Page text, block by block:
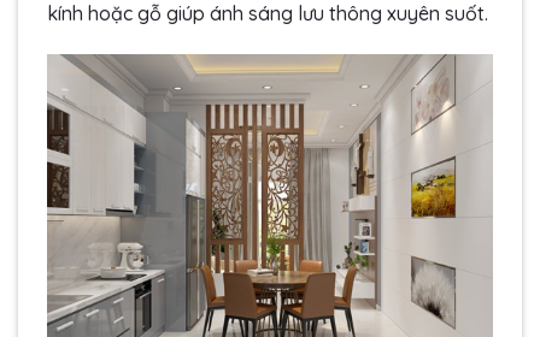
kính hoặc gỗ giúp ánh sáng lưu thông xuyên suốt.